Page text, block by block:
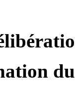
du